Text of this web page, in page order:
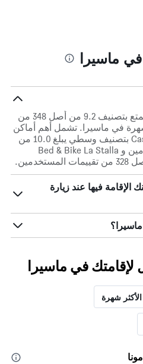
ماسيرا
يعد فندق Casa Tomà والذي يتمتع بتصنيف 9.2 من أصل 348 من
شهرة في ماسيرا. تشمل أهم أماكن
الإقامة الأخرى Casa Dolce Casa بتصنيف وسطي يبلغ 10.0 من
أصل 18 من تقييمات المستخدمين و Bed & Bike La Stalla
الإقامة فيها عند زيارة
لإقامتك في ماسيرا
شهرة